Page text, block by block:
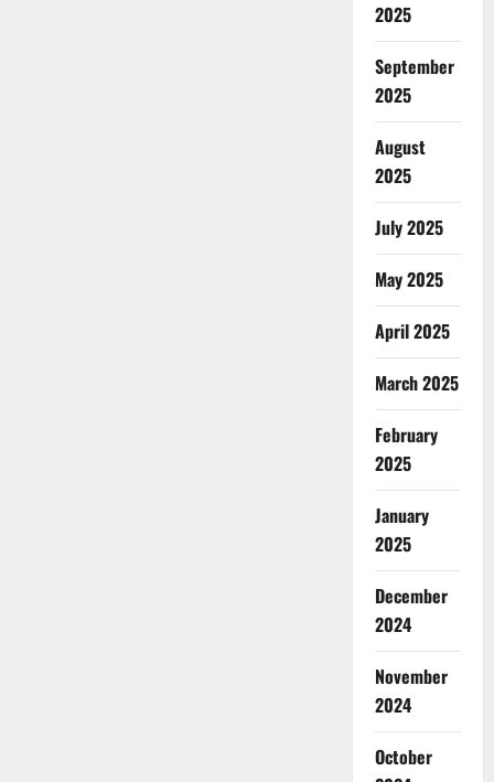
2025
September
2025
August
2025
July 2025
May 2025
April 2025
March 2025
February
2025
January
2025
December
2024
November
2024
October